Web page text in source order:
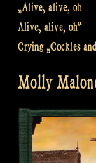
„Alive, alive, oh
Alive, alive, oh“
Crying „Cockles
Molly